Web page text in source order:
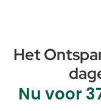
Het
Nu voor